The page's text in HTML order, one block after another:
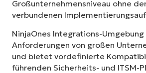
Großunternehmensniveau ohne
verbundenen
NinjaOnes Integrations-
Anforderungen von großen
und bietet vordefinierte
führenden Sicherheits- und ITSM-